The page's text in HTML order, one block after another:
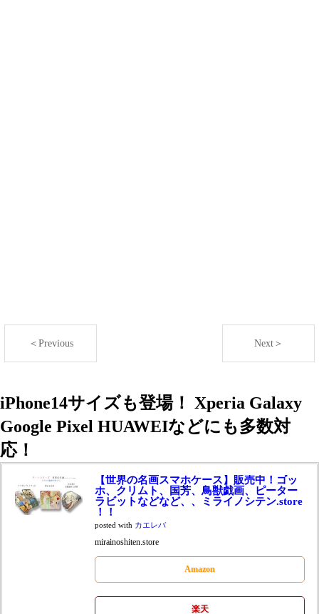
＜Previous Next＞
iPhone14サイズも登場！ Xperia Galaxy
Google Pixel HUAWEIなどにも多数対
応！
【世界の名画スマホケース】販売中！ゴッ
ホ、クリムト、国芳、鳥獣戯画、ピーター
ラビットなどなど、、ミライノシテン.store
！！
posted with カエレバ
mirainoshiten.store
Amazon
楽天